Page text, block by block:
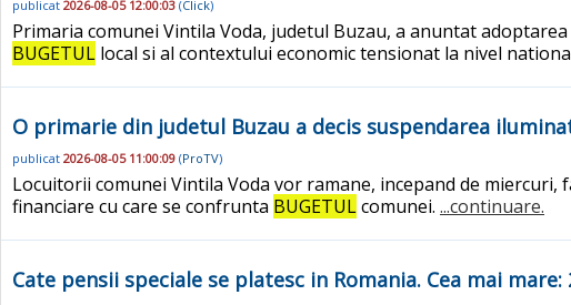
publicat 2026-08-05 12:00:03 (Click)
Primaria comunei Vintila Voda, judetul Buzau, a anuntat
BUGETUL local si al contextului economic tensionat la nivel
O primarie din judetul Buzau a decis suspendarea
publicat 2026-08-05 11:00:09 (ProTV)
Locuitorii comunei Vintila Voda vor ramane, incepand de
financiare cu care se confrunta BUGETULcomunei. ...continuare.
Cate pensii speciale se platesc in Romania. Cea mai